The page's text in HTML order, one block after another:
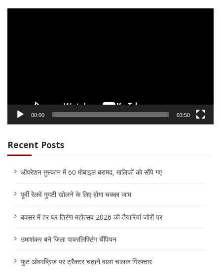
00:00 03:50
Recent Posts
ऑपरेशन मुस्कान में 60 मोबाइल बरामद, मालिकों को सौंपे गए
पूर्वी रेलवे गुमटी खोलने के लिए होगा चक्का जाम
बक्सर में हर घर तिरंगा महोत्सव 2026 की तैयारियां जोरों पर
उमाशंकर बने जिला पावरलिफ्टिंग चैंपियन
फुट ओवरब्रिज पर ट्रैक्टर चढ़ाने वाला चालक गिरफ्तार